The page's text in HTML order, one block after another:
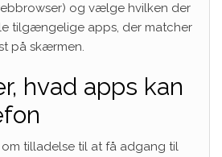
og vælge hvilken der
tilgængelige apps, der matcher
på skærmen.
hvad apps kan
tilladelse til at få adgang til